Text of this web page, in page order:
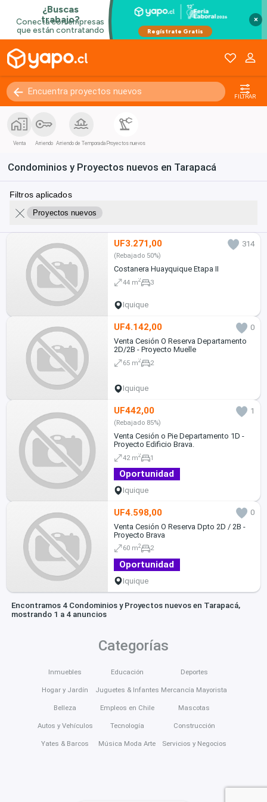
×
FILTRAR
Venta Arriendo Arriendo de Temporada Proyectos nuevos
Condominios y Proyectos nuevos en Tarapacá
Filtros aplicados
Proyectos nuevos
UF3.271,00 314
(Rebajado 50%)
Costanera Huayquique Etapa II
44 m2 3
Iquique
UF4.142,00
0
Venta Cesión O Reserva Departamento
2D/2B - Proyecto Muelle
65 m2 2
Iquique
UF442,00 1
(Rebajado 85%)
Venta Cesión o Pie Departamento 1D -
Proyecto Edificio Brava.
42 m2 1
Oportunidad
Iquique
UF4.598,00
0
Venta Cesión O Reserva Dpto 2D / 2B -
Proyecto Brava
60 m2 2
Oportunidad
Iquique
Encontramos 4 Condominios y Proyectos nuevos en Tarapacá,
mostrando 1 a 4 anuncios
Categorías
Inmuebles
Hogar y Jardín
Belleza
Autos y Vehículos
Yates & Barcos
Educación
Juguetes & Infantes
Empleos en Chile
Tecnología
Música Moda Arte
Deportes
Mercancía Mayorista
Mascotas
Construcción
Servicios y Negocios